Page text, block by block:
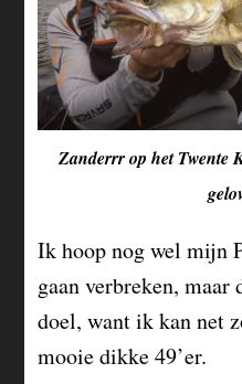
Zanderrr op het Twente
Ik hoop nog wel mijn
gaan verbreken,
doel, want ik kan net
mooie dikke 49’er.